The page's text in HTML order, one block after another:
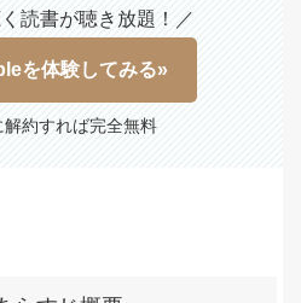
読書が聴き放題！／
を体験してみる»
約すれば完全無料